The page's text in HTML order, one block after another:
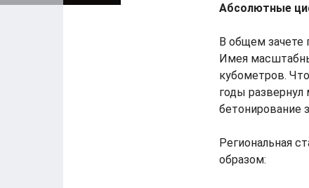
Абсолютные
В общем зачете
Имея
кубометров.
годы
бетонирование
Региональная
образом: